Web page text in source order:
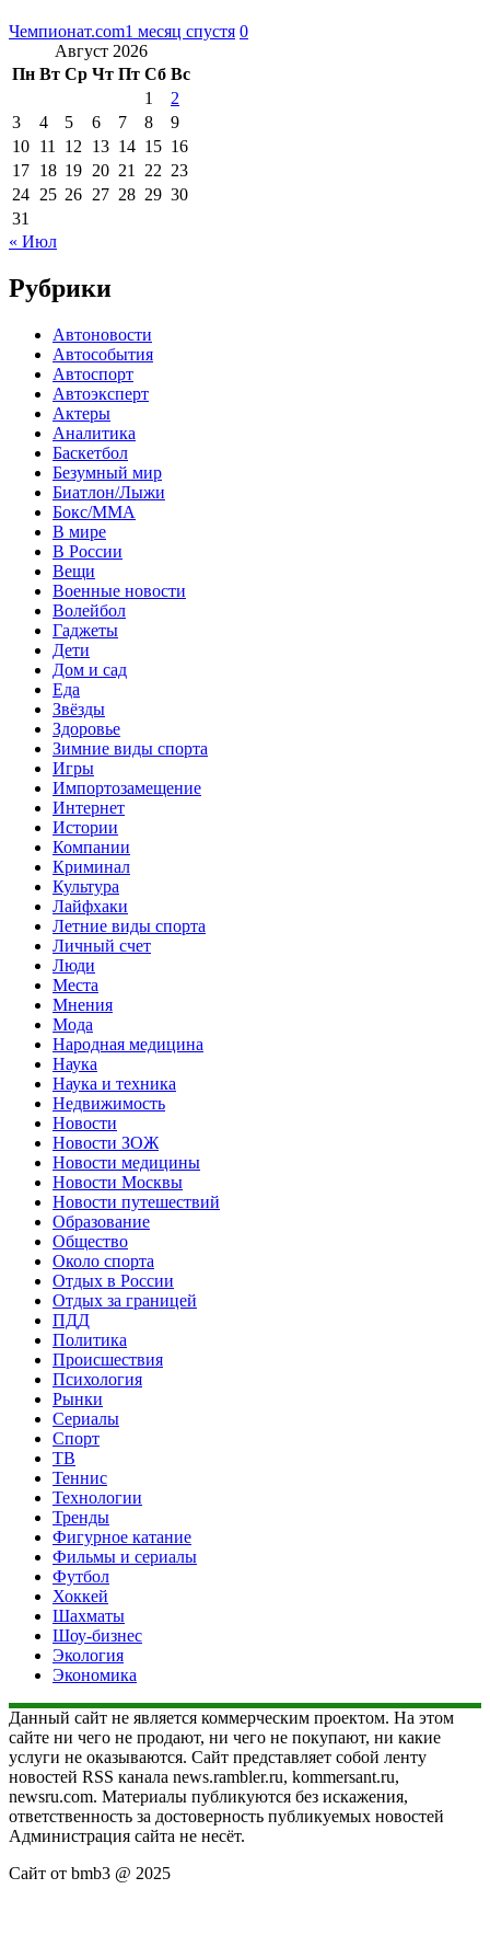
Чемпионат.com1 месяц спустя 0
Август 2026
Пн Вт Ср Чт Пт Сб Вс
1
2
3
4 5 6 7 8
9
10 11 12 13 14 15 16
17 18 19 20 21 22 23
24 25 26 27 28 29 30
31
« Июл
Рубрики
Автоновости
Автособытия
Автоспорт
Автоэксперт
Актеры
Аналитика
Баскетбол
Безумный мир
Биатлон/Лыжи
Бокс/MMA
В мире
В России
Вещи
Военные новости
Волейбол
Гаджеты
Дети
Дом и сад
Еда
Звёзды
Здоровье
Зимние виды спорта
Игры
Импортозамещение
Интернет
Истории
Компании
Криминал
Культура
Лайфхаки
Летние виды спорта
Личный счет
Люди
Места
Мнения
Мода
Народная медицина
Наука
Наука и техника
Недвижимость
Новости
Новости ЗОЖ
Новости медицины
Новости Москвы
Новости путешествий
Образование
Общество
Около спорта
Отдых в России
Отдых за границей
ПДД
Политика
Происшествия
Психология
Рынки
Сериалы
Спорт
ТВ
Теннис
Технологии
Тренды
Фигурное катание
Фильмы и сериалы
Футбол
Хоккей
Шахматы
Шоу-бизнес
Экология
Экономика
Данный сайт не является коммерческим проектом. На этом
сайте ни чего не продают, ни чего не покупают, ни какие
услуги не оказываются. Сайт представляет собой ленту
новостей RSS канала news.rambler.ru, kommersant.ru,
newsru.com. Материалы публикуются без искажения,
ответственность за достоверность публикуемых новостей
Администрация сайта не несёт.
Сайт от bmb3 @ 2025